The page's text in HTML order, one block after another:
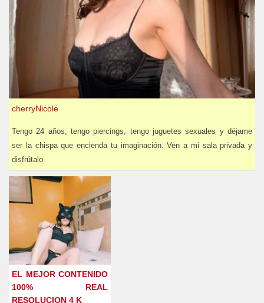
cherryNicole
Tengo 24 años, tengo piercings, tengo juguetes sexuales y déjame
ser la chispa que encienda tu imaginación. Ven a mi sala privada y
disfrútalo.
EL MEJOR CONTENIDO
100% REAL
RESOLUCION 4 K